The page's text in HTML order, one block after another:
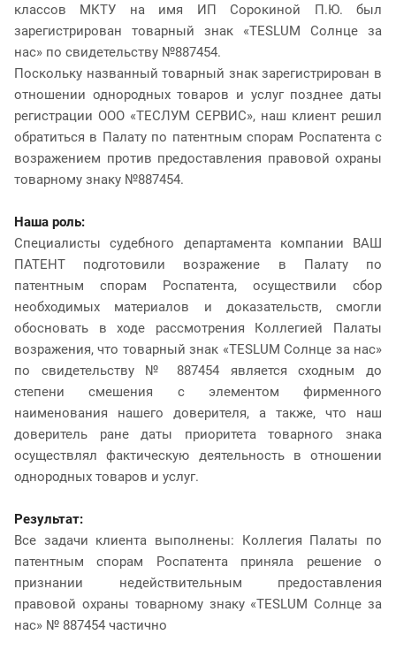
классов МКТУ на имя ИП Сорокиной П.Ю. был
зарегистрирован товарный знак «TESLUM Солнце за
нас» по свидетельству №887454.
Поскольку названный товарный знак зарегистрирован в
отношении однородных товаров и услуг позднее даты
регистрации ООО «ТЕСЛУМ СЕРВИС», наш клиент решил
обратиться в Палату по патентным спорам Роспатента с
возражением против предоставления правовой охраны
товарному знаку №887454.
Наша роль:
Специалисты судебного департамента компании ВАШ
ПАТЕНТ подготовили возражение в Палату по
патентным спорам Роспатента, осуществили сбор
необходимых материалов и доказательств, смогли
обосновать в ходе рассмотрения Коллегией Палаты
возражения, что товарный знак «TESLUM Солнце за нас»
по свидетельству № 887454 является сходным до
степени смешения с элементом фирменного
наименования нашего доверителя, а также, что наш
доверитель ране даты приоритета товарного знака
осуществлял фактическую деятельность в отношении
однородных товаров и услуг.
Результат:
Все задачи клиента выполнены: Коллегия Палаты по
патентным спорам Роспатента приняла решение о
признании недействительным предоставления
правовой охраны товарному знаку «TESLUM Солнце за
нас» № 887454 частично